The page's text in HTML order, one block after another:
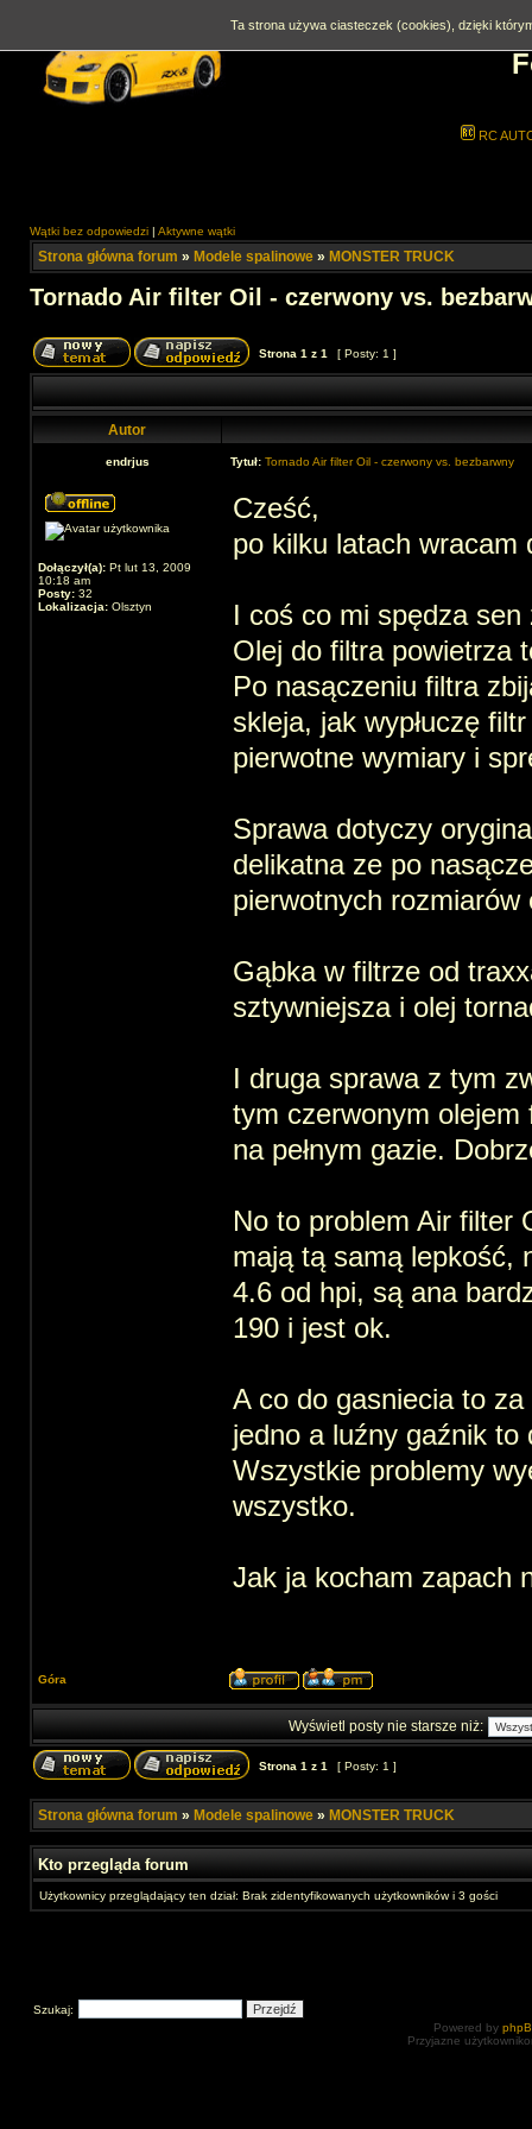
RC
Wątki bez odpowiedzi | Aktywne wątki
Strona główna forum » Modele spalinowe » MONSTER TRUCK
Tornado Air filter Oil - czerwony vs.
Strona 1 z 1 [ Posty: 1 ]
Autor
endrjus Tytuł: Tornado Air filter Oil - czerwony vs. bezbarwny
Dołączył(a): Pt lut 13, 2009
10:18 am
Posty: 32
Lokalizacja: Olsztyn
Cześć,
po kilku latach wracam
I coś co mi spędza sen
Olej do filtra powietrza
Po nasączeniu filtra
skleja, jak wypłuczę
pierwotne wymiary i
Sprawa dotyczy
delikatna ze po
pierwotnych
Gąbka w filtrze od
sztywniejsza i olej
I druga sprawa z tym
tym czerwonym
na pełnym gazie.
No to problem Air filter
mają tą samą lepkość,
4.6 od hpi, są ana
190 i jest ok.
A co do gasniecia to
jedno a luźny gaźnik
Wszystkie problemy
wszystko.
Jak ja kocham zapach
Góra
Wyświetl posty nie starsze niż:
Strona 1 z 1 [ Posty: 1 ]
Strona główna forum » Modele spalinowe » MONSTER TRUCK
Kto przegląda forum
Użytkownicy przeglądający ten dział: Brak zidentyfikowanych użytkowników i 3 gości
Szukaj:
Powered by
Przyjazne
Ta strona używa ciasteczek (cookies), dzięki